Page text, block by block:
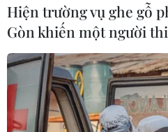
Hiện trường vụ ghe gỗ
Gòn khiến một người